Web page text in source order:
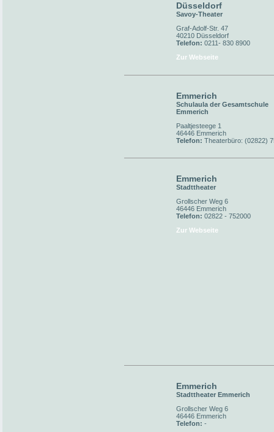
Düsseldorf
Savoy-Theater
Graf-Adolf-Str. 47
40210 Düsseldorf
Telefon: 0211- 830 8900
Zur Webseite
Emmerich
Schulaula der Gesamtschule
Emmerich
Paaltjesteege 1
46446 Emmerich
Telefon: Theaterbüro: (02822)
Emmerich
Stadttheater
Grollscher Weg 6
46446 Emmerich
Telefon: 02822 - 752000
Zur Webseite
Emmerich
Stadttheater Emmerich
Grollscher Weg 6
46446 Emmerich
Telefon: -